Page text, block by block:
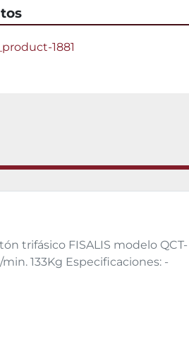
1881
trifásico FISALIS modelo QCT-
133Kg Especificaciones: -